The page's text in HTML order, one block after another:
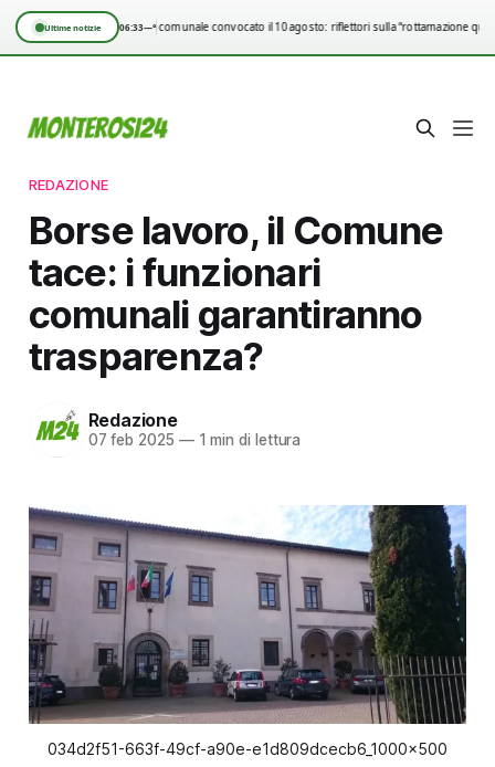
Ultime notizie 06:33—°
Consiglio comunale convocato il 10 agosto: riflettori sulla “rottamazione
REDAZIONE
Borse lavoro, il Comune
tace: i funzionari
comunali garantiranno
trasparenza?
Redazione
07 feb 2025 —1 min di lettura
034d2f51-663f-49cf-a90e-e1d809dcecb6_1000x500